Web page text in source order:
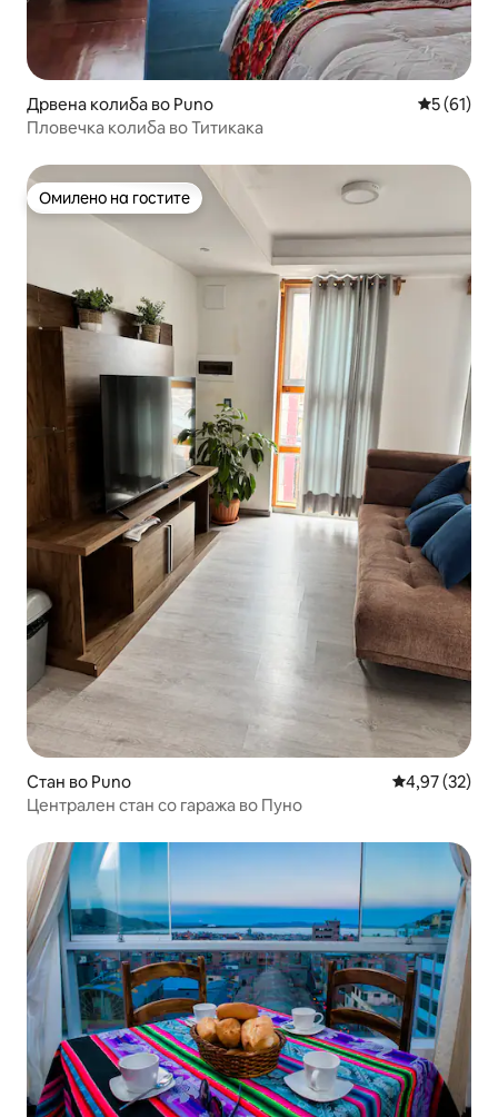
Дрвена колиба во Puno Просечна
5 (61)
Пловечка колиба во Титикака
Омилено на гостите
Омилено на гостите
Стан во Puno Просечна
4,97 (32)
Централен стан со гаража во Пуно